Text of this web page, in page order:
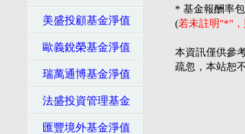
美盛投顧基金淨值
歐義銳榮基金淨值
瑞萬通博基金淨值
法盛投資管理基金
匯豐境外基金淨值
* 基金報酬率
(若未註明"*"，
本資訊僅供參
疏忽，本站恕